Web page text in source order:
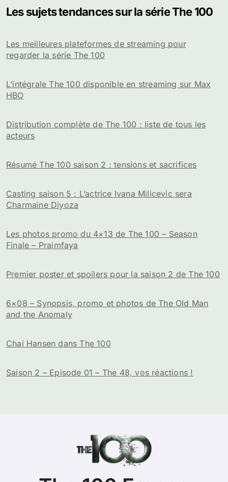
Les sujets tendances sur la série The 100
Les meilleures plateformes de streaming pour
regarder la série The 100
L’intégrale The 100 disponible en streaming sur Max
HBO
Distribution complète de The 100 : liste de tous les
acteurs
Résumé The 100 saison 2 : tensions et sacrifices
Casting saison 5 : L’actrice Ivana Milicevic sera
Charmaine Diyoza
Les photos promo du 4×13 de The 100 – Season
Finale – Praimfaya
Premier poster et spoilers pour la saison 2 de The 100
6×08 – Synopsis, promo et photos de The Old Man
and the Anomaly
Chai Hansen dans The 100
Saison 2 – Episode 01 – The 48, vos réactions !